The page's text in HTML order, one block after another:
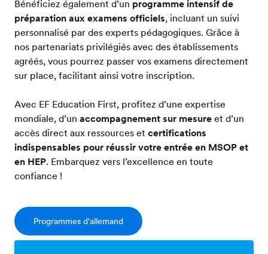
Bénéficiez également d’un programme intensif de
préparation aux examens officiels, incluant un suivi
personnalisé par des experts pédagogiques. Grâce à
nos partenariats privilégiés avec des établissements
agréés, vous pourrez passer vos examens directement
sur place, facilitant ainsi votre inscription.
Avec EF Education First, profitez d’une expertise
mondiale, d’un accompagnement sur mesureet d’un
accès direct aux ressources et certifications
indispensables pour réussir votre entrée en MSOP et
en HEP. Embarquez vers l’excellence en toute
confiance !
Programmes d'allemand